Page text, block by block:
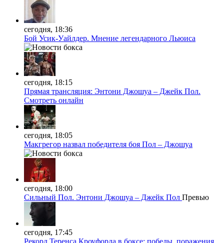
сегодня, 18:36
Бой Усик-Уайлдер. Мнение легендарного Льюиса
сегодня, 18:15
Прямая трансляция: Энтони Джошуа – Джейк Пол.
Смотреть онлайн
сегодня, 18:05
Макгрегор назвал победителя боя Пол – Джошуа
сегодня, 18:00
Сильный Пол. Энтони Джошуа – Джейк Пол Превью
сегодня, 17:45
Рекорд Теренса Кроуфорда в боксе: победы, поражения,